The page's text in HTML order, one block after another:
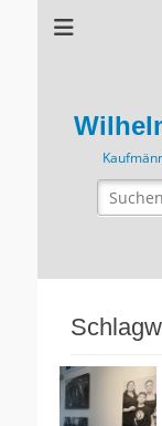
Suchen
nach: